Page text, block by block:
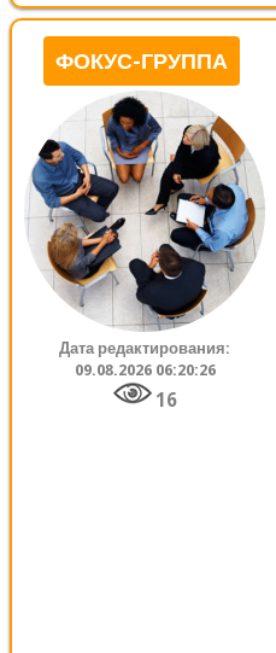
ФОКУС-ГРУППА
Дата редактирования:
09.08.2026 06:20:26
16